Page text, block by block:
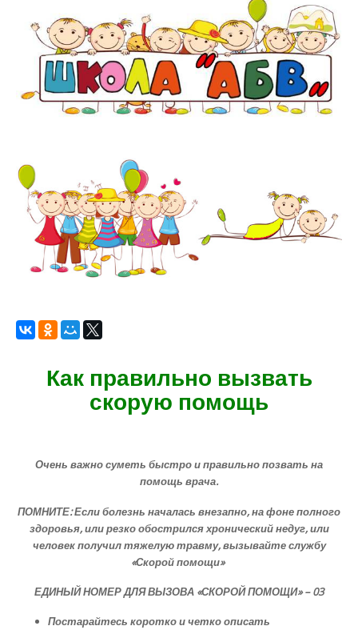
Как правильно вызвать
скорую помощь
Очень важно суметь быстро и правильно позвать на
помощь врача.
ПОМНИТЕ:Если болезнь началась внезапно, на фоне полного
здоровья, или резко обострился хронический недуг, или
человек получил тяжелую травму, вызывайте службу
«Скорой помощи»
ЕДИНЫЙ НОМЕР ДЛЯ ВЫЗОВА «СКОРОЙ ПОМОЩИ» – 03
Постарайтесь коротко и четко описать